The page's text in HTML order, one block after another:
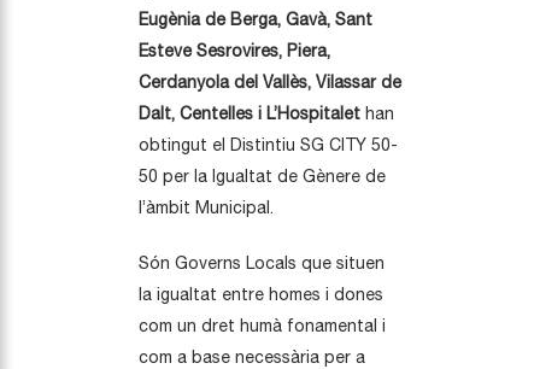
Eugènia de Berga, Gavà, Sant
Esteve Sesrovires, Piera,
Cerdanyola del Vallès, Vilassar de
Dalt, Centelles i L’Hospitalet han
obtingut el Distintiu SG CITY 50-
50 per la Igualtat de Gènere de
l’àmbit Municipal.
Són Governs Locals que situen
la igualtat entre homes i dones
com un dret humà fonamental i
com a base necessària per a